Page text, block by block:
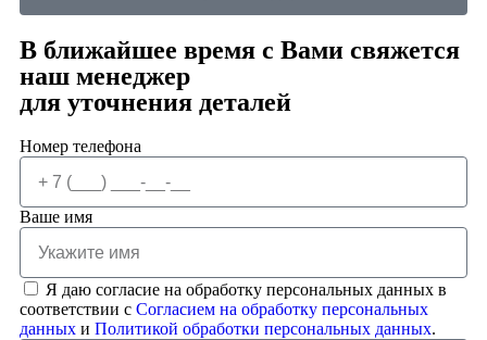
В ближайшее время с Вами свяжется
наш менеджер
для уточнения деталей
Номер телефона
Ваше имя
Я даю согласие на обработку персональных данных в
соответствии с Согласием на обработку персональных
данных и Политикой обработки персональных данных.